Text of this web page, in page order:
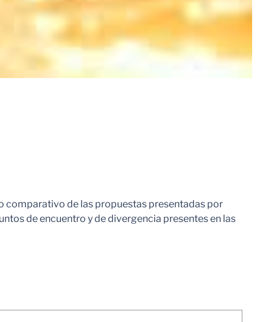
comparativo de las propuestas presentadas por
de encuentro y de divergencia presentes en las